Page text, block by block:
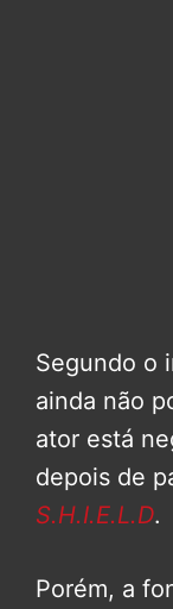
Segundo o
ainda não
ator está
depois de
S.H.I.E.L.D.
Porém, a